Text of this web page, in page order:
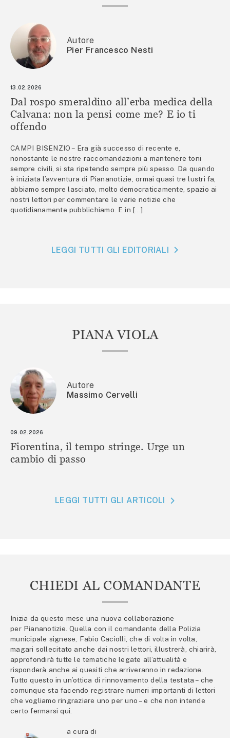
Autore
Pier Francesco Nesti
13.02.2026
Dal rospo smeraldino all’erba medica della
Calvana: non la pensi come me? E io ti
offendo
CAMPI BISENZIO – Era già successo di recente e,
nonostante le nostre raccomandazioni a mantenere toni
sempre civili, si sta ripetendo sempre più spesso. Da quando
è iniziata l’avventura di Piananotizie, ormai quasi tre lustri fa,
abbiamo sempre lasciato, molto democraticamente, spazio ai
nostri lettori per commentare le varie notizie che
quotidianamente pubblichiamo. E in […]
LEGGI TUTTI GLI EDITORIALI
PIANA VIOLA
Autore
Massimo Cervelli
09.02.2026
Fiorentina, il tempo stringe. Urge un
cambio di passo
LEGGI TUTTI GLI ARTICOLI
CHIEDI AL COMANDANTE
Inizia da questo mese una nuova collaborazione
per Piananotizie. Quella con il comandante della Polizia
municipale signese, Fabio Caciolli, che di volta in volta,
magari sollecitato anche dai nostri lettori, illustrerà, chiarirà,
approfondirà tutte le tematiche legate all’attualità e
risponderà anche ai quesiti che arriveranno in redazione.
Tutto questo in un’ottica di rinnovamento della testata – che
comunque sta facendo registrare numeri importanti di lettori
che vogliamo ringraziare uno per uno – e che non intende
certo fermarsi qui.
a cura di